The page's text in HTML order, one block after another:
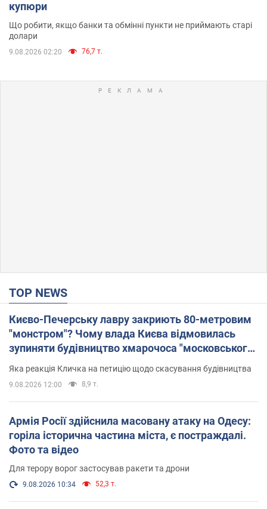
купюри
Що робити, якщо банки та обмінні пункти не приймають старі
долари
9.08.2026 02:20 76,7 т.
TOP NEWS
Києво-Печерську лавру закриють 80-метровим
"монстром"? Чому влада Києва відмовилась
зупиняти будівництво хмарочоса "московського
вірянина"
Яка реакція Кличка на петицію щодо скасування будівництва
9.08.2026 12:00 8,9 т.
Армія Росії здійснила масовану атаку на Одесу:
горіла історична частина міста, є постраждалі.
Фото та відео
Для терору ворог застосував ракети та дрони
9.08.2026 10:34 52,3 т.